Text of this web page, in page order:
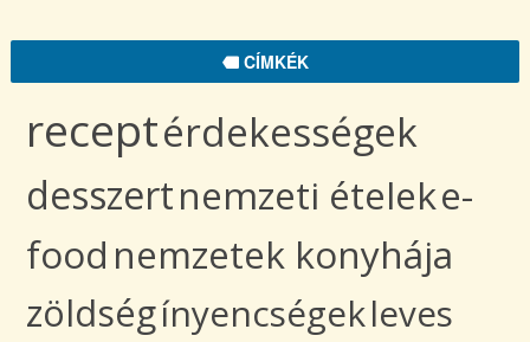
CÍMKÉK
receptérdekességek
desszertnemzeti ételeke-
food nemzetek konyhája
zöldségínyencségekleves